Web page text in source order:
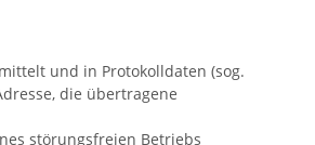
und in Protokolldaten (sog.
die übertragene
störungsfreien Betriebs